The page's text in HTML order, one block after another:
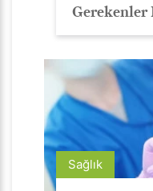
Gerekenler
Sağlık